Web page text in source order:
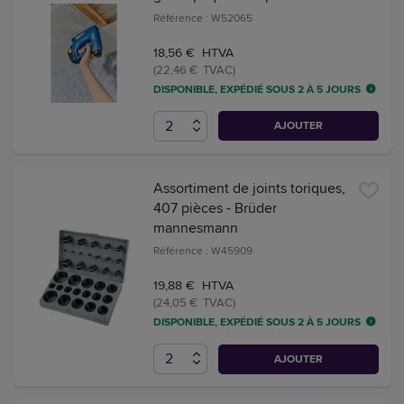
Référence : W52065
18,56 € HTVA
(22,46 € TVAC)
DISPONIBLE, EXPÉDIÉ SOUS 2 À 5 JOURS
AJOUTER
Assortiment de joints toriques,
407 pièces - Brüder
mannesmann
Référence : W45909
19,88 € HTVA
(24,05 € TVAC)
DISPONIBLE, EXPÉDIÉ SOUS 2 À 5 JOURS
AJOUTER